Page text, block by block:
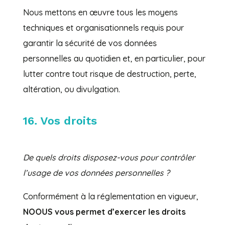
Nous mettons en œuvre tous les moyens
techniques et organisationnels requis pour
garantir la sécurité de vos données
personnelles au quotidien et, en particulier, pour
lutter contre tout risque de destruction, perte,
altération, ou divulgation.
16. Vos droits
De quels droits disposez-vous pour contrôler
l’usage de vos données personnelles ?
Conformément à la réglementation en vigueur,
NOOUS vous permet d’exercer les droits